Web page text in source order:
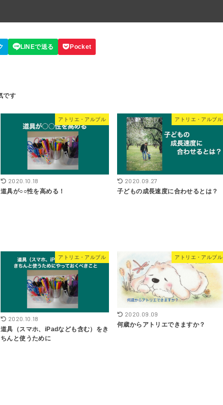
アトリエ・アルブル
2020.10.18
道具が○○性を高める！
アトリエ・アルブル
2020.09.27
子どもの成長速度に合わせるとは？
アトリエ・アルブル
2020.10.18
道具（スマホ、iPadなども含む）をき
ちんと使うために
アトリエ・アルブル
2020.09.09
何歳からアトリエできますか？